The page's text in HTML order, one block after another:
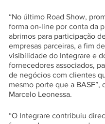
“No último Road Show,
forma on-line por conta da
abrimos para participação
empresas parceiras, a fim
visibilidade do Integrare e
fornecedores associados,
de negócios com clientes
mesmo porte que a BASF”,
Marcelo Leonessa.
“O Integrare contribuiu